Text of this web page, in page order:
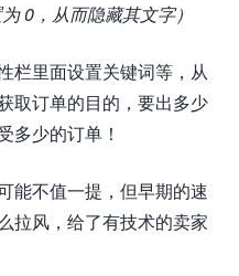
0，从而隐藏其文字）
栏里面设置关键词等，从
取订单的目的，要出多少
多少的订单！
能不值一提，但早期的速
拉风，给了有技术的卖家